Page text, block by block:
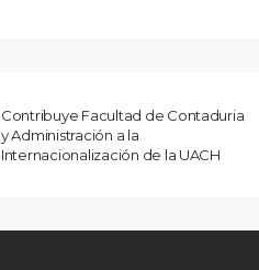
Contribuye Facultad de Contaduria
y Administración a la
Internacionalización de la UACH